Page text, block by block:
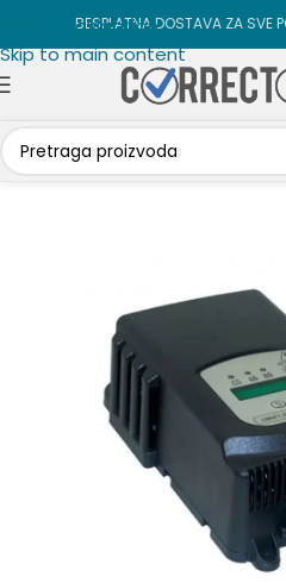
Skip to navigation
Skip to main content
BESPLATNA DOSTAVA ZA SVE